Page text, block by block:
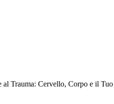
al Trauma: Cervello, Corpo e il